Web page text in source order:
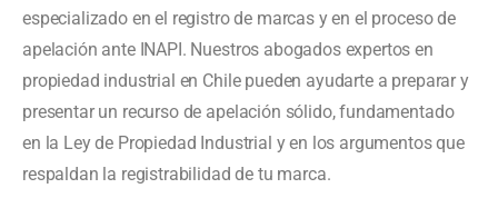
especializado en el registro de marcas y en el proceso de
apelación ante INAPI. Nuestros abogados expertos en
propiedad industrial en Chile pueden ayudarte a preparar y
presentar un recurso de apelación sólido, fundamentado
en la Ley de Propiedad Industrial y en los argumentos que
respaldan la registrabilidad de tu marca.